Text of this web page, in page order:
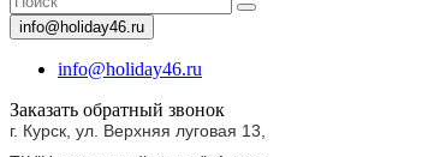
info@holiday46.ru
info@holiday46.ru
Заказать обратный звонок
г. Курск, ул. Верхняя луговая 13,